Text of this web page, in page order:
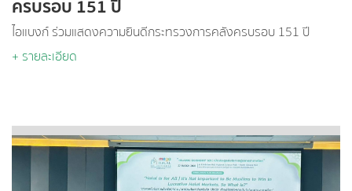
ครบรอบ 151 ปี
ไอแบงก์ ร่วมแสดงความยินดีกระทรวงการคลังครบรอบ 151 ปี
+ รายละเอียด